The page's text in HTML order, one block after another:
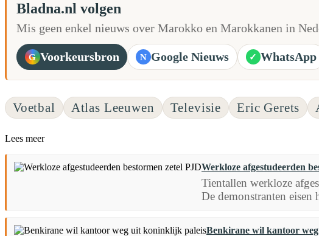
Bladna.nl volgen
Mis geen enkel nieuws over Marokko en Marokkanen in
G Voorkeursbron N Google Nieuws ✓ WhatsApp
Voetbal Atlas Leeuwen Televisie Eric Gerets
Lees meer
Werkloze afgestudeerden
Tientallen werkloze
De demonstranten
Benkirane wil kantoor